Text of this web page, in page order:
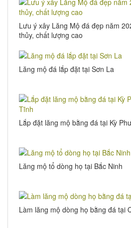
Lưu ý xây Lăng Mộ đá đẹp năm
thủy, chất lượng cao
Lăng mộ đá lắp đặt tại Sơn La
Lắp đặt lăng mộ bằng đá tại Kỳ
Lăng mộ tổ dòng họ tại Bắc Ninh
Làm lăng mộ dòng họ bằng đá tại